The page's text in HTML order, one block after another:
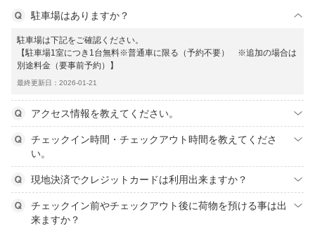
駐車場はありますか？
駐車場は下記をご確認ください。
【駐車場1室につき1台無料※普通車に限る（予約不要） ※追加の場合は
別途料金（要事前予約）】
最終更新日：2026-01-21
アクセス情報を教えてください。
チェックイン時間・チェックアウト時間を教えてくださ
い。
現地決済でクレジットカードは利用出来ますか？
チェックイン前やチェックアウト後に荷物を預ける事は出
来ますか？